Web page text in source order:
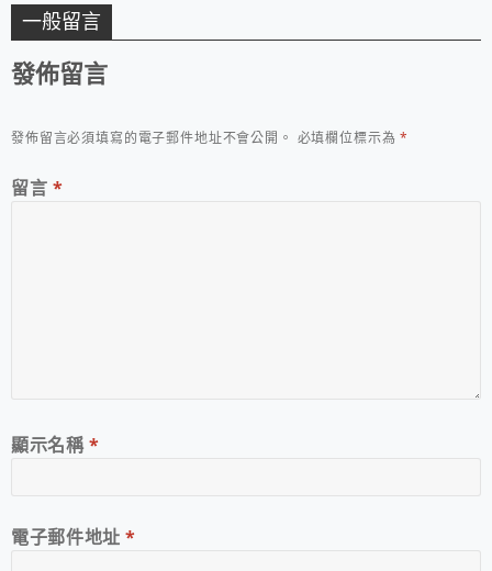
一般留言
發佈留言
發佈留言必須填寫的電子郵件地址不會公開。 必填欄位標示為*
留言 *
顯示名稱*
電子郵件地址*